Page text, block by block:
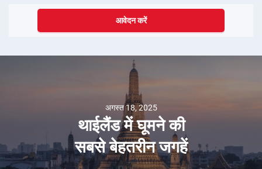
आवेदन करें
अगस्त 18, 2025
थाईलैंड में घूमने की
सबसे बेहतरीन जगहें